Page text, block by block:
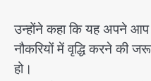
उन्होंने कहा कि यह अपने
नौकरियों में वृद्धि करने की
हो।